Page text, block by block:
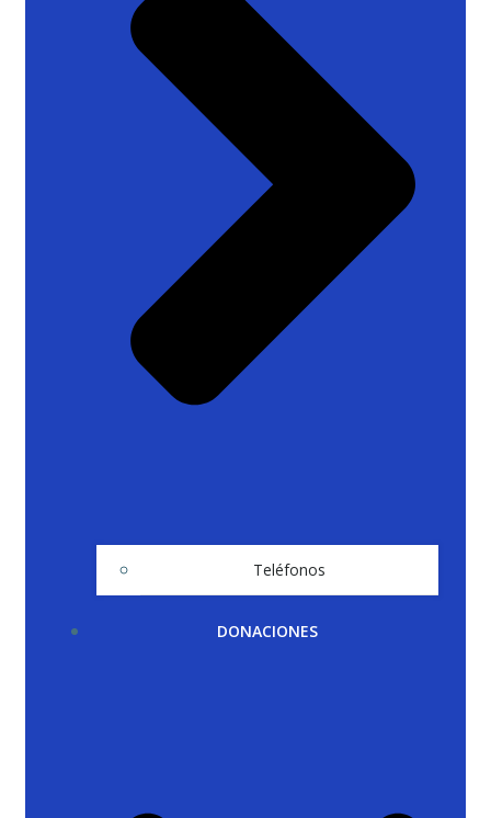
Teléfonos
DONACIONES